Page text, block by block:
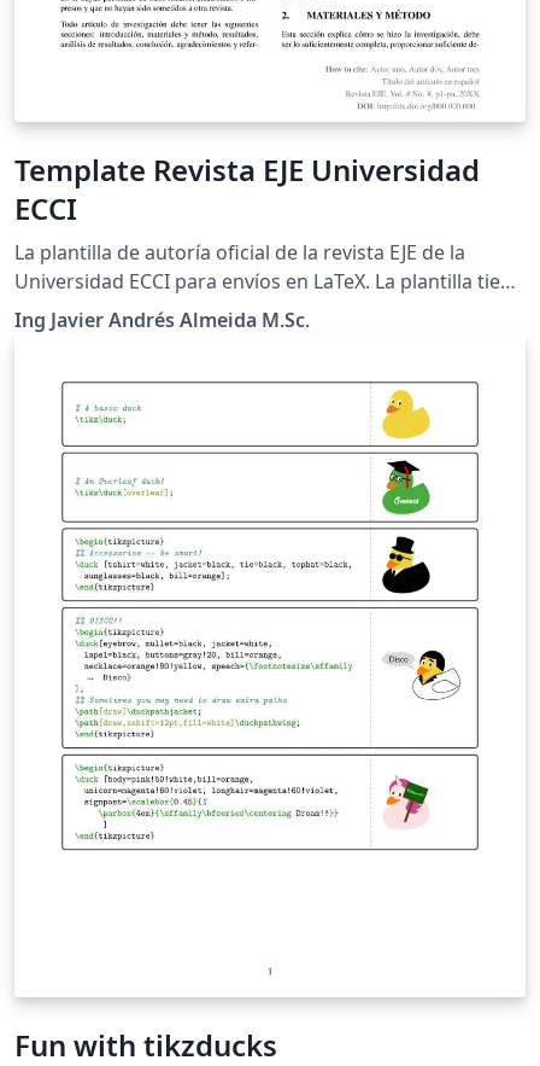
Template Revista EJE Universidad
ECCI
La plantilla de autoría oficial de la revista EJE de la
Universidad ECCI para envíos en LaTeX. La plantilla tiene
un primer enfoque de contenido con un formato
mínimo. Está diseñado para promover las mejores
ayudar a los autores a cumplir con los requisitos a nivel
de revista.
Ing Javier Andrés Almeida M.Sc.
Fun with tikzducks